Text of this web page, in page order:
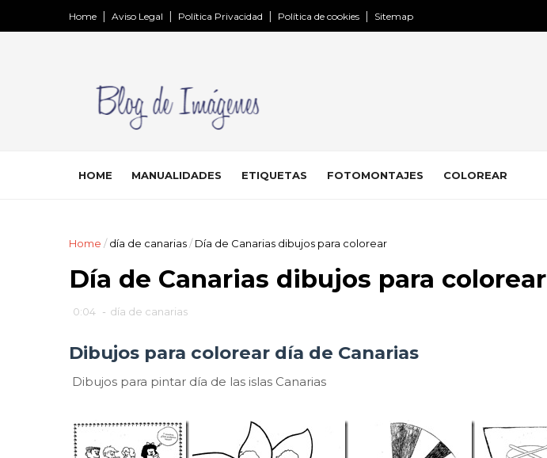
Home Aviso Legal Política Privacidad Política de cookies Sitemap
HOME MANUALIDADES ETIQUETAS FOTOMONTAJES COLOREAR
Home / día de canarias/ Día de Canarias dibujos para colorear
Día de Canarias dibujos para colorear
0:04 - día de canarias
Dibujos para colorear día de Canarias
Dibujos para pintar día de las islas Canarias